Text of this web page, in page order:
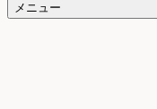
メニュー